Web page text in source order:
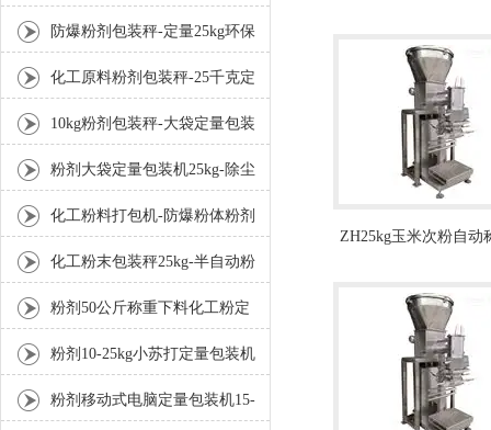
装机厂家
防爆粉剂包装秤-定量25kg环保
粉末包装机厂家
化工原料粉剂包装秤-25千克定
量防爆包装机厂家
10kg粉剂包装秤-大袋定量包装
机厂家
粉剂大袋定量包装机25kg-除尘
面粉包装秤厂家
化工粉料打包机-防爆粉体粉剂
定量包装机厂家
化工粉末包装秤25kg-半自动粉
剂定量包装机厂家
粉剂50公斤称重下料化工粉定
量包装机产品参数
粉剂10-25kg小苏打定量包装机
厂家
粉剂移动式电脑定量包装机15-
ZH25kg玉米次粉自动